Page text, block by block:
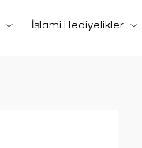
İslami Hediyelikler